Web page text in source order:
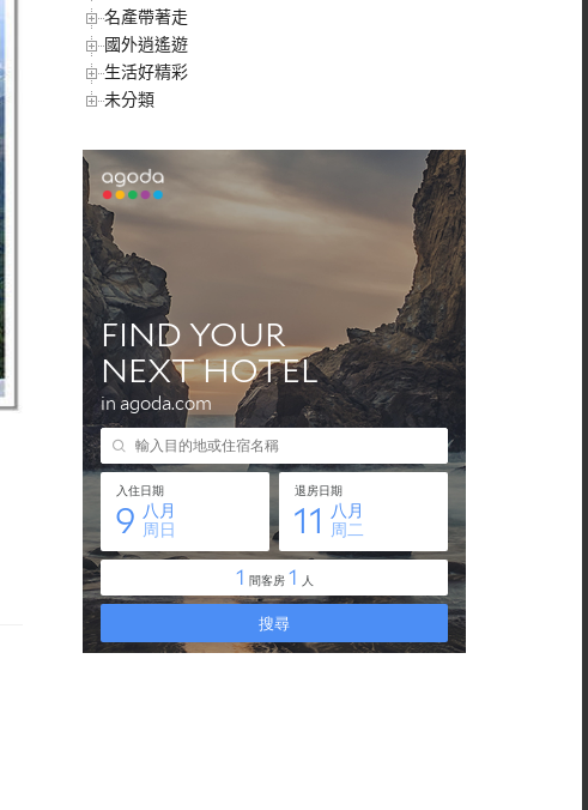
名產帶著走
國外逍遙遊
生活好精彩
未分類